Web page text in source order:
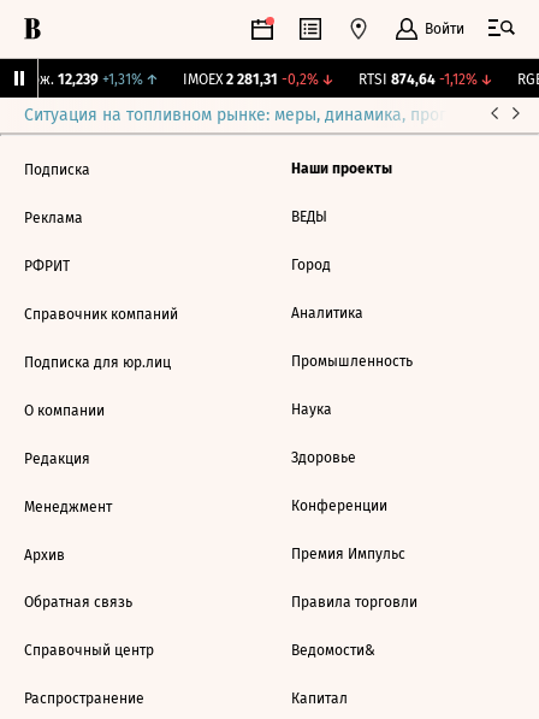
Войти
Бирж. 12,239 +1,31%↑ IMOEX 2 281,31 -0,2%↓ RTSI 874,64 -1,12%↓
Ситуация на топливном рынке: меры, динамика, прогнозы
Подписка
Реклама
РФРИТ
Справочник компаний
Подписка для юр.лиц
О компании
Редакция
Менеджмент
Архив
Обратная связь
Справочный центр
Распространение
Наши проекты
ВЕДЫ
Город
Аналитика
Промышленность
Наука
Здоровье
Конференции
Премия Импульс
Правила торговли
Ведомости&
Капитал